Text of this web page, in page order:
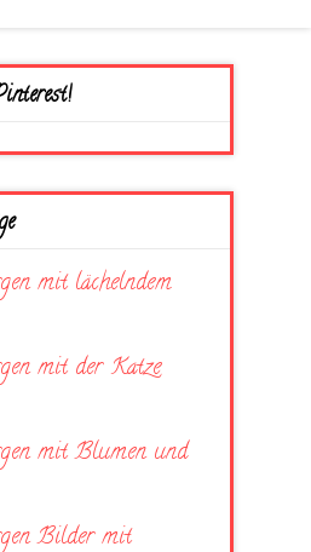
mit lächelndem
mit der Katze
mit Blumen und
Bilder mit